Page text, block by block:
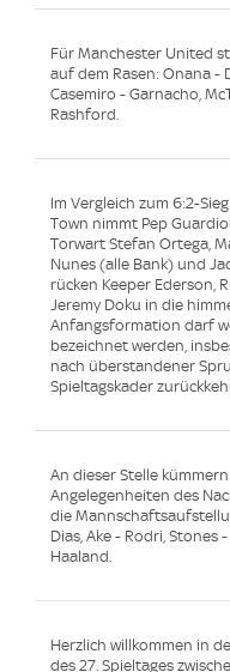
Für Manchester United
auf dem Rasen: Onana -
Casemiro - Garnacho,
Rashford.
Im Vergleich zum 6:2-
Town nimmt Pep
Torwart Stefan Ortega,
Nunes (alle Bank) und
rücken Keeper Ederson,
Jeremy Doku in die
Anfangsformation darf
bezeichnet werden,
nach überstandener
Spieltagskader
An dieser Stelle
Angelegenheiten des
die
Dias, Ake - Rodri, Stones
Haaland.
Herzlich willkommen in
des 27. Spieltages